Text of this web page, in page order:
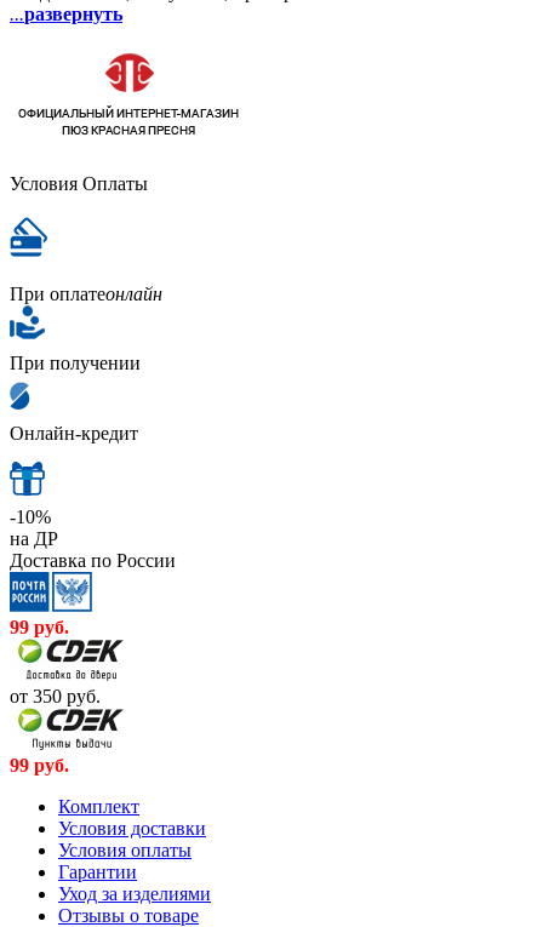
...развернуть
Условия Оплаты
При оплатеонлайн
При получении
Онлайн-кредит
-10%
на ДР
Доставка по России
99 руб.
от 350 руб.
99 руб.
Комплект
Условия доставки
Условия оплаты
Гарантии
Уход за изделиями
Отзывы о товаре